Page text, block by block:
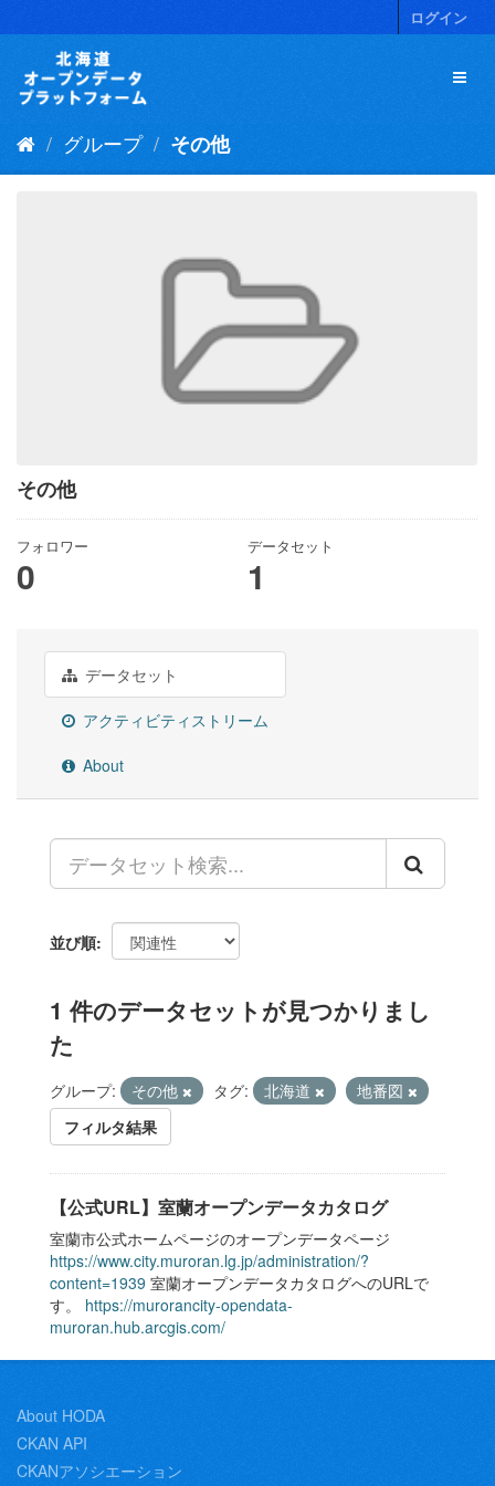
キ
ログイン
グループ その他
その他
フォロワー
0
データセット
1
データセット
アクティビティストリーム
About
並び順
1 件のデータセットが見つかりまし
た
グループ: その他 タグ: 北海道
地番図
フィルタ結果
【公式URL】室蘭オープンデータカタログ
室蘭市公式ホームページのオープンデータページ
https://www.city.muroran.lg.jp/administration/?
content=1939 室蘭オープンデータカタログへのURLで
す。 https://murorancity-opendata-
muroran.hub.arcgis.com/
About HODA
CKAN API
CKANアソシエーション